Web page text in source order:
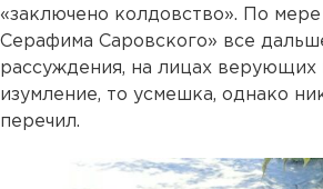
«заключено колдовство». По мере
Серафима Саровского» все
рассуждения, на лицах верующих
изумление, то усмешка, однако
перечил.